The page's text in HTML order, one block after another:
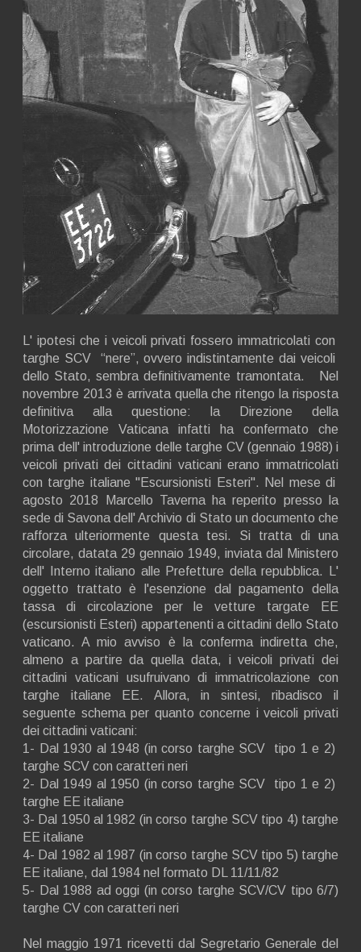
L' ipotesi che i veicoli privati fossero immatricolati con
targhe SCV “nere”, ovvero indistintamente dai veicoli
dello Stato, sembra definitivamente tramontata. Nel
novembre 2013 è arrivata quella che ritengo la risposta
definitiva alla questione: la Direzione della
Motorizzazione Vaticana infatti ha confermato che
prima dell' introduzione delle targhe CV (gennaio 1988) i
veicoli privati dei cittadini vaticani erano immatricolati
con targhe italiane "Escursionisti Esteri". Nel mese di
agosto 2018 Marcello Taverna ha reperito presso la
sede di Savona dell' Archivio di Stato un documento che
rafforza ulteriormente questa tesi. Si tratta di una
circolare, datata 29 gennaio 1949, inviata dal Ministero
dell' Interno italiano alle Prefetture della repubblica. L'
oggetto trattato è l'esenzione dal pagamento della
tassa di circolazione per le vetture targate EE
(escursionisti Esteri) appartenenti a cittadini dello Stato
vaticano. A mio avviso è la conferma indiretta che,
almeno a partire da quella data, i veicoli privati dei
cittadini vaticani usufruivano di immatricolazione con
targhe italiane EE. Allora, in sintesi, ribadisco il
seguente schema per quanto concerne i veicoli privati
dei cittadini vaticani:
1- Dal 1930 al 1948 (in corso targhe SCV tipo 1 e 2)
targhe SCV con caratteri neri
2- Dal 1949 al 1950 (in corso targhe SCV tipo 1 e 2)
targhe EE italiane
3- Dal 1950 al 1982 (in corso targhe SCV tipo 4) targhe
EE italiane
4- Dal 1982 al 1987 (in corso targhe SCV tipo 5) targhe
EE italiane, dal 1984 nel formato DL 11/11/82
5- Dal 1988 ad oggi (in corso targhe SCV/CV tipo 6/7)
targhe CV con caratteri neri
Nel maggio 1971 ricevetti dal Segretario Generale del